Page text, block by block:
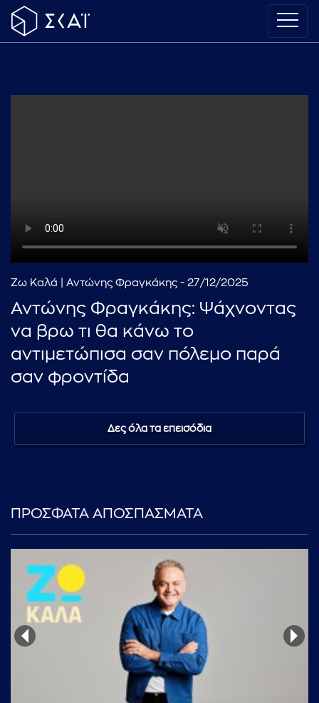
Ζω Καλά | Αντώνης Φραγκάκης - 27/12/2025
Αντώνης Φραγκάκης: Ψάχνοντας
να βρω τι θα κάνω το
αντιμετώπισα σαν πόλεμο παρά
σαν φροντίδα
Δες όλα τα επεισόδια
ΠΡΟΣΦΑΤΑ ΑΠΟΣΠΑΣΜΑΤΑ